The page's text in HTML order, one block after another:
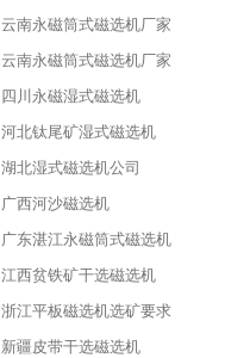
云南永磁筒式磁选机厂家
云南永磁筒式磁选机厂家
四川永磁湿式磁选机
河北钛尾矿湿式磁选机
湖北湿式磁选机公司
广西河沙磁选机
广东湛江永磁筒式磁选机
江西贫铁矿干选磁选机
浙江平板磁选机选矿要求
新疆皮带干选磁选机